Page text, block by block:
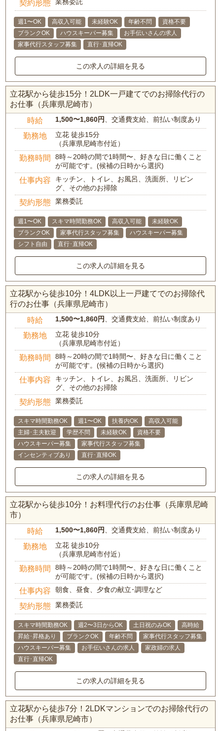
契約形態
週1〜OK 高収入可能 未経験OK 年齢不問
資格不要
ブランクOK
ハウスキーパー募集
お手伝いさんの求人
家事代行スタッフ募集
直行･直帰OK
この求人の詳細を見る
立花駅から徒歩15分！2LDK一戸建てでのお掃除代行の
お仕事（兵庫県尼崎市）
時給 1,500〜1,860円 、交通費支給、前払い制度あり
勤務地
立花 徒歩15分
（兵庫県尼崎市付近）
勤務時間
8時～20時の間で1時間〜、好きな日に働くこと
が可能です。(候補の日時から選択)
仕事内容
キッチン、トイレ、お風呂、洗面所、リビン
グ、その他のお掃除
契約形態 業務委託
週1〜OK スキマ時間勤務OK 高収入可能
未経験OK
ブランクOK
家事代行スタッフ募集
ハウスキーパー募集
シフト自由
直行･直帰OK
この求人の詳細を見る
立花駅から徒歩10分！4LDK以上一戸建てでのお掃除代
行のお仕事（兵庫県尼崎市）
時給 1,500〜1,860円 、交通費支給、前払い制度あり
勤務地
立花 徒歩10分
（兵庫県尼崎市付近）
勤務時間
8時～20時の間で1時間〜、好きな日に働くこと
が可能です。(候補の日時から選択)
仕事内容
キッチン、トイレ、お風呂、洗面所、リビン
グ、その他のお掃除
契約形態 業務委託
スキマ時間勤務OK 週1〜OK 扶養内OK
高収入可能
主婦･主夫歓迎
学歴不問 未経験OK
資格不要
ハウスキーパー募集
家事代行スタッフ募集
インセンティブあり
直行･直帰OK
この求人の詳細を見る
立花駅から徒歩10分！お料理代行のお仕事（兵庫県尼崎
市）
時給 1,500〜1,860円 、交通費支給、前払い制度あり
勤務地
立花 徒歩10分
（兵庫県尼崎市付近）
勤務時間
8時～20時の間で1時間〜、好きな日に働くこと
が可能です。(候補の日時から選択)
仕事内容 朝食、昼食、夕食の献立･調理など
契約形態 業務委託
スキマ時間勤務OK 週2〜3日からOK 土日祝のみOK
高時給
昇給･昇格あり
ブランクOK 年齢不問
家事代行スタッフ募集
ハウスキーパー募集
お手伝いさんの求人
家政婦の求人
直行･直帰OK
この求人の詳細を見る
立花駅から徒歩7分！2LDKマンションでのお掃除代行の
お仕事（兵庫県尼崎市）